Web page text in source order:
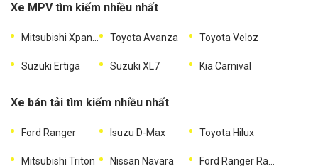
Xe MPV tìm kiếm nhiều nhất
Mitsubishi Xpander Toyota Avanza Toyota Veloz
Suzuki Ertiga Suzuki XL7 Kia Carnival
Xe bán tải tìm kiếm nhiều nhất
Ford Ranger Isuzu D-Max Toyota Hilux
Mitsubishi Triton Nissan Navara Ford Ranger Raptor